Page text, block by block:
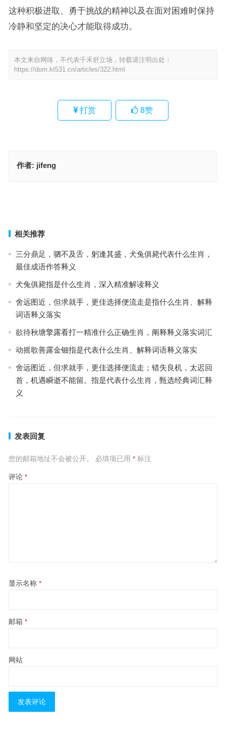
这种积极进取、勇于挑战的精神以及在面对困难时保持
冷静和坚定的决心才能取得成功。
本文来自网络，不代表千禾舒立场，转载请注明出处：
https://dom.kt531.cn/articles/322.html
打赏 8赞
作者: jifeng
相关推荐
三分鼎足，驷不及舌，躬逢其盛，犬兔俱毙代表什么生肖，
最佳成语作答释义
犬兔俱毙指是什么生肖，深入精准解读释义
舍远图近，但求就手，更佳选择便流走是指什么生肖、解释
词语释义落实
欲待秋塘擎露看打一精准什么正确生肖，阐释释义落实词汇
动摇歌善露金钿指是代表什么生肖、解释词语释义落实
舍远图近，但求就手，更佳选择便流走；错失良机，太迟回
首，机遇瞬逝不能留。指是代表什么生肖，甄选经典词汇释
义
发表回复
您的邮箱地址不会被公开。 必填项已用 *标注
评论 *
显示名称 *
邮箱 *
网站